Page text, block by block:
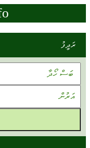
ރަދީފު